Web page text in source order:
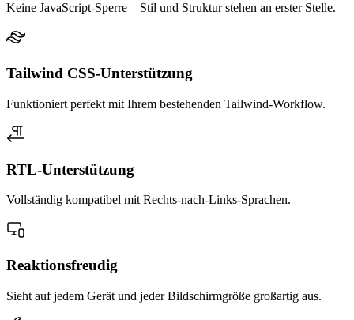
Keine JavaScript-Sperre – Stil und Struktur stehen an erster Stelle.
Tailwind CSS-Unterstützung
Funktioniert perfekt mit Ihrem bestehenden Tailwind-Workflow.
RTL-Unterstützung
Vollständig kompatibel mit Rechts-nach-Links-Sprachen.
Reaktionsfreudig
Sieht auf jedem Gerät und jeder Bildschirmgröße großartig aus.